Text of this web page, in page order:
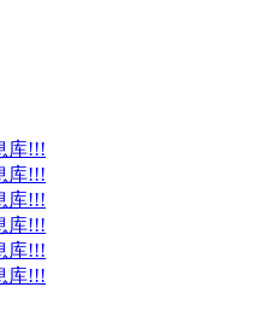
库!!!
库!!!
库!!!
库!!!
库!!!
库!!!